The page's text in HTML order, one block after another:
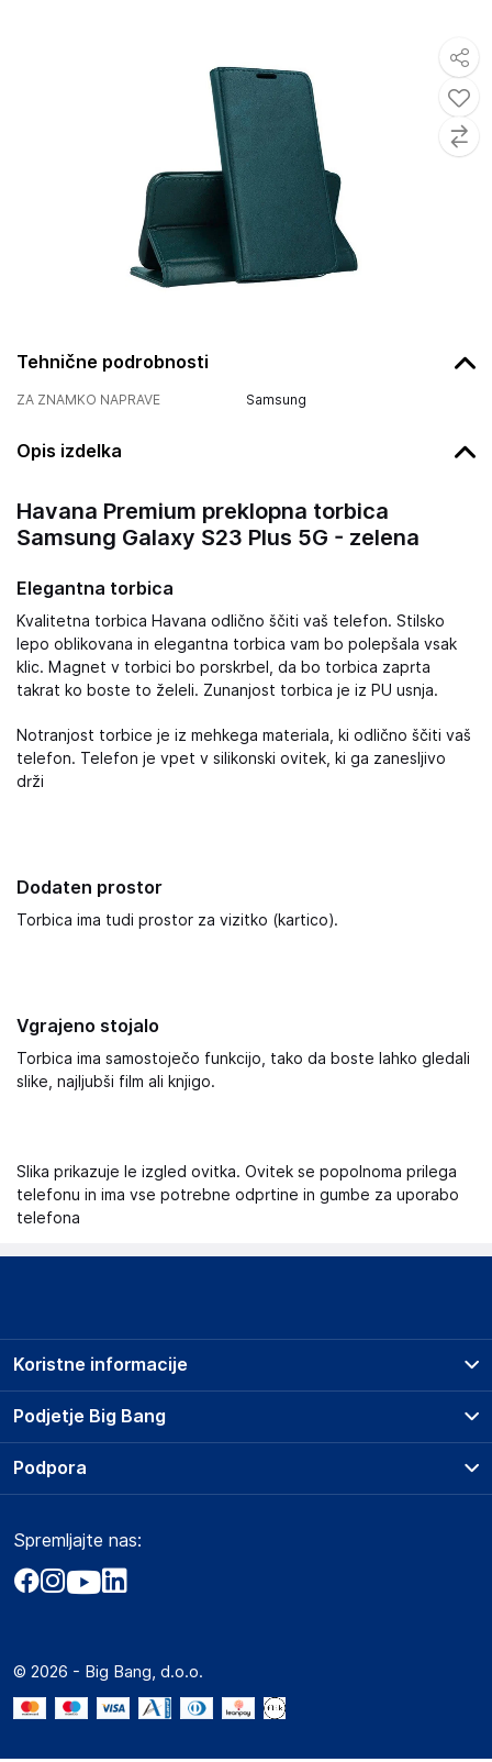
Tehnične podrobnosti
ZA ZNAMKO NAPRAVE Samsung
Opis izdelka
Havana Premium preklopna torbica
Samsung Galaxy S23 Plus 5G - zelena
Elegantna torbica
Kvalitetna torbica Havana odlično ščiti vaš telefon. Stilsko
lepo oblikovana in elegantna torbica vam bo polepšala vsak
klic. Magnet v torbici bo porskrbel, da bo torbica zaprta
takrat ko boste to želeli. Zunanjost torbica je iz PU usnja.
Notranjost torbice je iz mehkega materiala, ki odlično ščiti vaš
telefon. Telefon je vpet v silikonski ovitek, ki ga zanesljivo
drži
Dodaten prostor
Torbica ima tudi prostor za vizitko (kartico).
Vgrajeno stojalo
Torbica ima samostoječo funkcijo, tako da boste lahko gledali
slike, najljubši film ali knjigo.
Slika prikazuje le izgled ovitka. Ovitek se popolnoma prilega
telefonu in ima vse potrebne odprtine in gumbe za uporabo
telefona
Podjetje Big Bang
O podjetju
Obvestila za javnost
Akt o digitalnih storitvah
Marketplace za partnerje
Novosti
Koristne informacije
Prodajna mesta
Storitve
Dostava, vnos in odvoz
Zavarovanje izdelkov
Podpora
Marketplace
Kako oddati naročilo?
Spremljajte nas:
© 2026 - Big Bang, d.o.o.